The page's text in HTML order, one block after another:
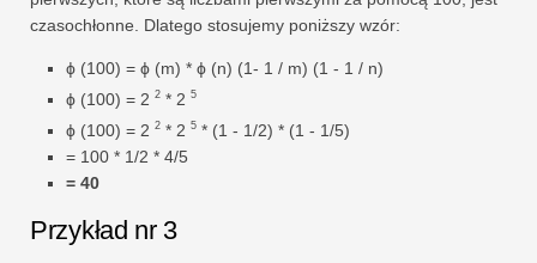
czasochłonne. Dlatego stosujemy poniższy wzór:
ϕ (100) = ϕ (m) * ϕ (n) (1- 1 / m) (1 - 1 / n)
ϕ (100) = 2 2 * 2 5
ϕ (100) = 2 2 * 2 5 * (1 - 1/2) * (1 - 1/5)
= 100 * 1/2 * 4/5
= 40
Przykład nr 3